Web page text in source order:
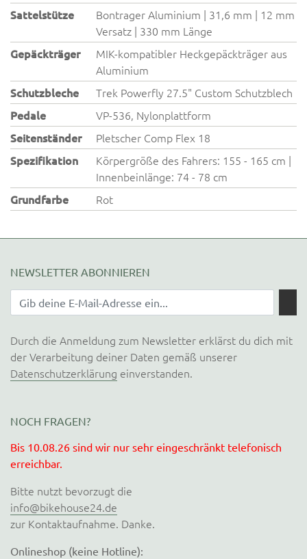
Sattelstütze
Bontrager Aluminium | 31,6 mm | 12 mm
Versatz | 330 mm Länge
Gepäckträger
MIK-kompatibler Heckgepäckträger aus
Aluminium
Schutzbleche
Trek Powerfly 27.5" Custom Schutzblech
Pedale
VP-536, Nylonplattform
Seitenständer
Pletscher Comp Flex 18
Spezifikation
Körpergröße des Fahrers: 155 - 165 cm |
Innenbeinlänge: 74 - 78 cm
Grundfarbe
Rot
NEWSLETTER ABONNIEREN
Durch die Anmeldung zum Newsletter erklärst du dich mit
der Verarbeitung deiner Daten gemäß unserer
Datenschutzerklärung einverstanden.
NOCH FRAGEN?
Bis 10.08.26 sind wir nur sehr eingeschränkt telefonisch
erreichbar.
Bitte nutzt bevorzugt die
info@bikehouse24.de
zur Kontaktaufnahme. Danke.
Onlineshop (keine Hotline):